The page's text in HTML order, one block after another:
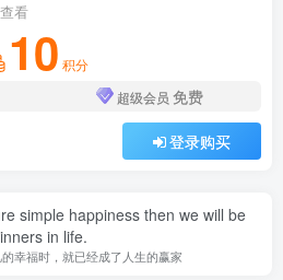
看
10 积分
超级会员 免费
登录购买
simple happiness then we will be
in life.
幸福时，就已经成了人生的赢家